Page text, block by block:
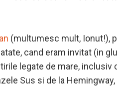
(multumesc mult, Ionut!),
cand eram invitat (in
legate de mare,
Sus si de la